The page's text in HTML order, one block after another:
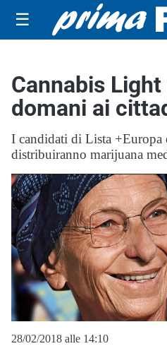
☰
Cannabis
domani ai
I candidati di Lista
distribuiranno marijuana
28/02/2018 alle 14:10